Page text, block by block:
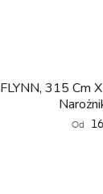
FLYNN, 315 Cm
Od